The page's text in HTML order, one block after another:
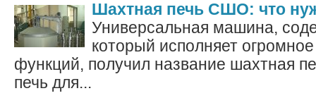
Шахтная печь СШО: что
Универсальная машина,
который исполняет
функций, получил название шахтная
печь для...